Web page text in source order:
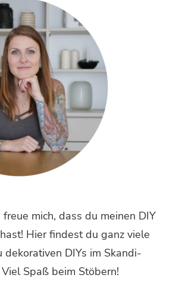
freue mich, dass du meinen DIY
Hier findest du ganz viele
dekorativen DIYs im Skandi-
Spaß beim Stöbern!